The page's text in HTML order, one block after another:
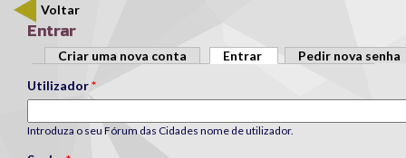
Voltar
Entrar
Separadores primários
Criar uma nova conta Entrar (separador ativo)
Pedir nova senha
Utilizador*
Introduza o seu Fórum das Cidades nome de utilizador.